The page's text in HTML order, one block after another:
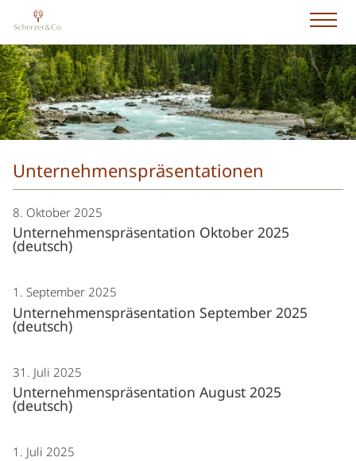
Unternehmenspräsentationen
8. Oktober 2025
Unternehmenspräsentation Oktober 2025
(deutsch)
1. September 2025
Unternehmenspräsentation September 2025
(deutsch)
31. Juli 2025
Unternehmenspräsentation August 2025
(deutsch)
1. Juli 2025